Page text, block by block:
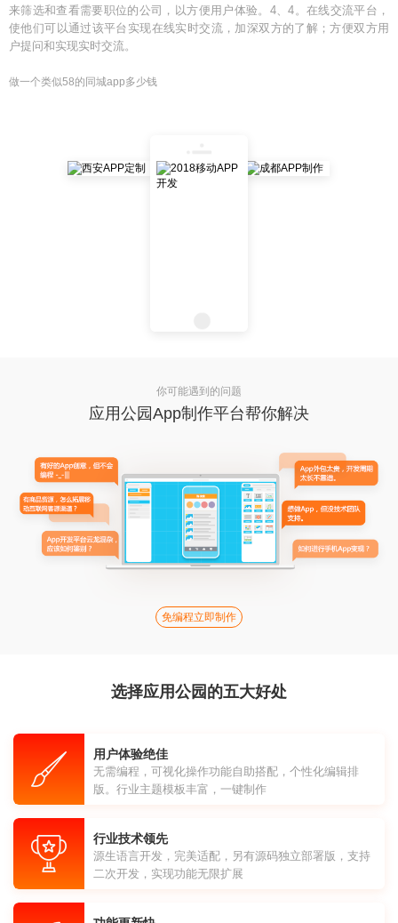
来筛选和查看需要职位的公司，以方便用户体验。4、4。在线交流平台，
使他们可以通过该平台实现在线实时交流，加深双方的了解；方便双方用
户提问和实现实时交流。
做一个类似58的同城app多少钱
你可能遇到的问题
应用公园App制作平台帮你解决
免编程立即制作
选择应用公园的五大好处
用户体验绝佳
无需编程，可视化操作功能自助搭配，个性化编辑排
版。行业主题模板丰富，一键制作
行业技术领先
源生语言开发，完美适配，另有源码独立部署版，支持
二次开发，实现功能无限扩展